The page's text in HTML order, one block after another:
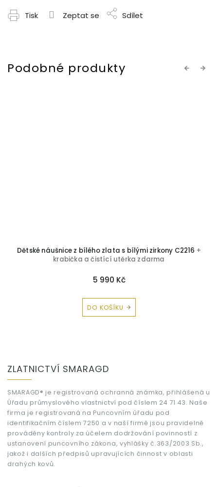
Tisk Zeptat se Sdílet
Previous
Dětské náušnice z bílého zlata s bílými zirkony C2216 +
krabička a čistící utěrka zdarma
5 990 Kč
DO KOŠÍKU
Next
ZLATNICTVÍ SMARAGD
SMARAGD® je registrovaná ochranná známka, přihlášená u
Úřadu průmyslového vlastnictví pod číslem 24 71 43. Naše
firma je registrovaná na Puncovním úřadu pod
identifikačním číslem 7250 a v naší firmě jsou pravidelně
prováděny kontroly za účelem dodržování povinností z
ustanovení puncovního zákona, vyhlášky č.363/2003 Sb.,
jakož i dalších předpisů upravujících činnost v oblasti
drahých kovů.